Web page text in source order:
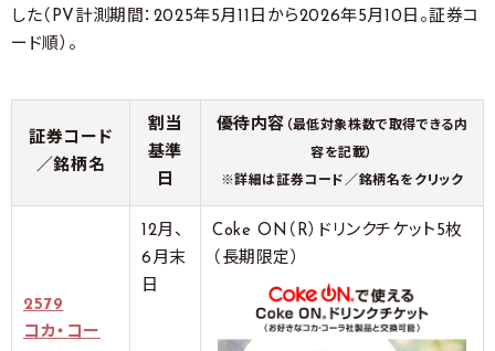
した（PV計測期間：2025年5月11日から2026年5月10日。証券コ
ード順）。
証券コード
／銘柄名
割当
基準
日
優待内容 （最低対象株数で取得できる内
容を記載）
※詳細は証券コード／銘柄名をクリック
2579
コカ・コー
12月、
6月末
日
Coke ON（R）ドリンクチケット5枚
（長期限定）